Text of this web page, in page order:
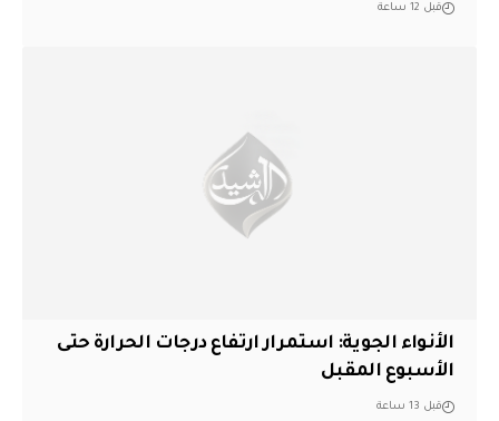
قبل 12 ساعة
الأنواء الجوية: استمرار ارتفاع درجات الحرارة حتى
الأسبوع المقبل
قبل 13 ساعة